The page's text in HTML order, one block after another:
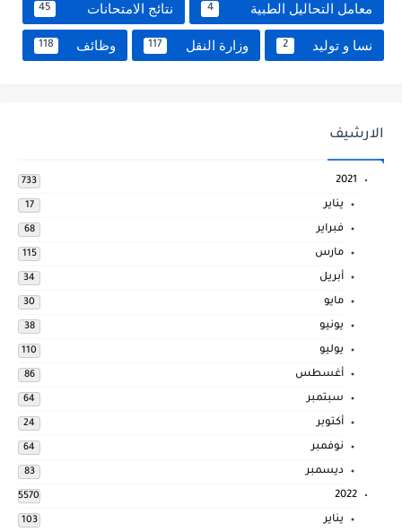
معامل التحاليل الطبية 4 نتائج الامتحانات 45
نسا و توليد 2 وزارة النقل 117 وظائف 118
الارشيف
2021
733
يناير 17
فبراير 68
مارس 115
أبريل 34
مايو 30
يونيو 38
يوليو 110
أغسطس 86
سبتمبر 64
أكتوبر 24
نوفمبر 64
ديسمبر 83
2022
5570
يناير 103